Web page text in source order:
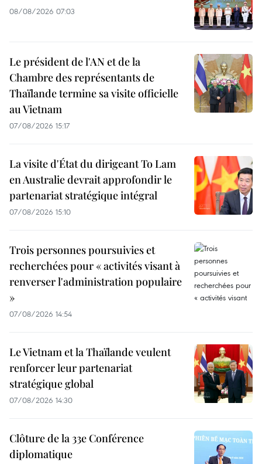
08/08/2026 07:03
Le président de l'AN et de la
Chambre des représentants de
Thaïlande termine sa visite officielle
au Vietnam
07/08/2026 15:17
La visite d'État du dirigeant To Lam
en Australie devrait approfondir le
partenariat stratégique intégral
07/08/2026 15:10
Trois personnes poursuivies et
recherchées pour « activités visant à
renverser l'administration populaire
»
07/08/2026 14:54
Le Vietnam et la Thaïlande veulent
renforcer leur partenariat
stratégique global
07/08/2026 14:30
Clôture de la 33e Conférence
diplomatique